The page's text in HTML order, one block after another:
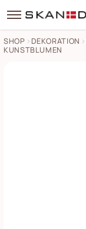
SHOP DEKORATION
KUNSTBLUMEN